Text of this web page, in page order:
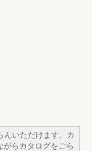
んいただけます。カ
らカタログをごら